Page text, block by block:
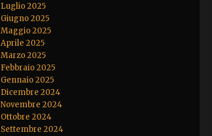
Luglio 2025
Giugno 2025
Maggio 2025
Aprile 2025
Marzo 2025
Febbraio 2025
Gennaio 2025
Dicembre 2024
Novembre 2024
Ottobre 2024
Settembre 2024